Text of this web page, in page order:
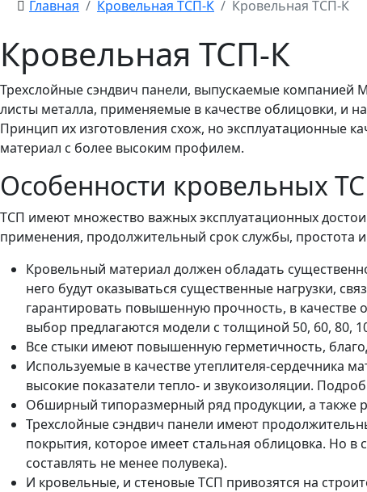
Главная
Кровельная ТСП-К Кровельная ТСП-К
Кровельная ТСП-К
Трехслойные сэндвич панели, выпускаемые
листы металла, применяемые в качестве облицовки, и
Принцип их изготовления схож, но эксплуатационные
материал с более высоким профилем.
Особенности кровельных
ТСП имеют множество важных эксплуатационных
применения, продолжительный срок службы, простота
Кровельный материал должен обладать
него будут оказываться существенные нагрузки,
гарантировать повышенную прочность, в
выбор предлагаются модели с толщиной 50, 60, 80,
Все стыки имеют повышенную герметичность,
Используемые в качестве утеплителя-сердечника
высокие показатели тепло- и звукоизоляции.
Обширный типоразмерный ряд продукции, а также
Трехслойные сэндвич панели имеют
покрытия, которое имеет стальная облицовка. Но
составлять не менее полувека).
И кровельные, и стеновые ТСП привозятся на